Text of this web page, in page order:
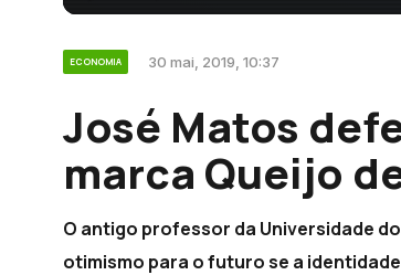
ECONOMIA 30 mai, 2019, 10:37
José Matos
marca Queijo
O antigo professor da Universidade
otimismo para o futuro se a